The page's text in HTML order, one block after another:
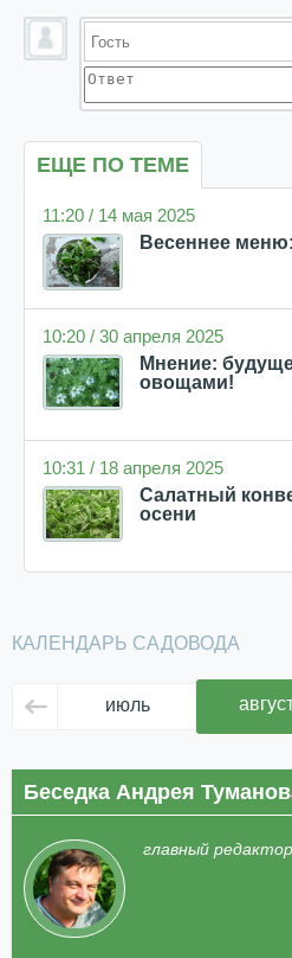
ЕЩЕ ПО ТЕМЕ
11:20 / 14 мая 2025
Весеннее
10:20 / 30 апреля 2025
Мнение:
овощами!
10:31 / 18 апреля 2025
Салатный
осени
КАЛЕНДАРЬ САДОВОДА
июль
Беседка Андрея
главный